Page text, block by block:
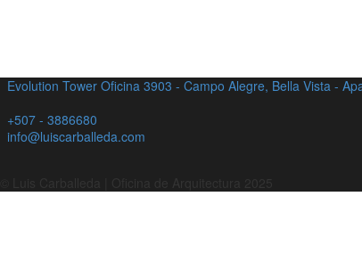
Evolution Tower Oficina 3903 - Campo Alegre, Bella Vista -
+507 - 3886680
info@luiscarballeda.com